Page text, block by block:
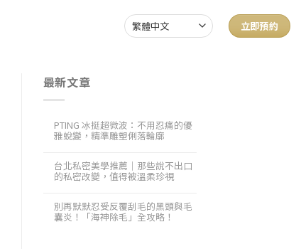
立即預約
最新文章
PTING 冰挺超微波：不用忍痛的優
雅蛻變，精準雕塑俐落輪廓
台北私密美學推薦｜那些說不出口
的私密改變，值得被溫柔珍視
別再默默忍受反覆刮毛的黑頭與毛
囊炎！「海神除毛」全攻略！